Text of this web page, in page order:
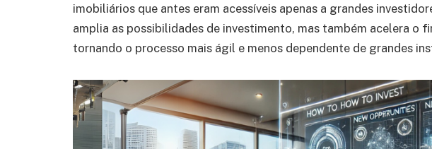
imobiliários que antes eram acessíveis apenas a grandes
amplia as possibilidades de investimento, mas também acelera o
tornando o processo mais ágil e menos dependente de grandes